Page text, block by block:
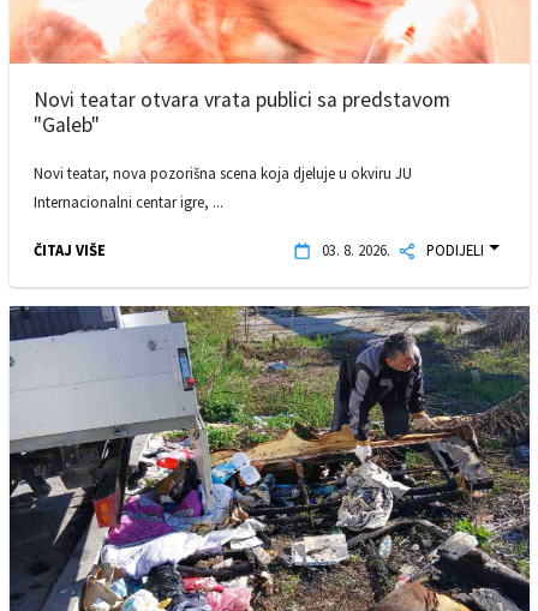
Novi teatar otvara vrata publici sa predstavom
"Galeb"
Novi teatar, nova pozorišna scena koja djeluje u okviru JU
Internacionalni centar igre, ...
ČITAJ VIŠE 03. 8. 2026. PODIJELI